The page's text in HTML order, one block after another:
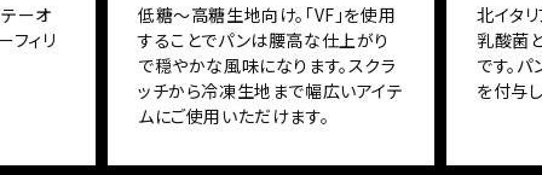
ーオ
フィリ
低糖～高糖生地向け。「VF」を使用
することでパンは腰高な仕上がり
で穏やかな風味になります。スクラ
ッチから冷凍生地まで幅広いアイテ
ムにご使用いただけます。
北イタ
乳酸菌
です。
を付与